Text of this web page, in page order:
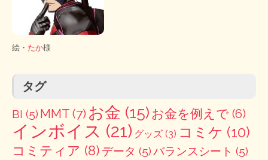
絵・ たか様
タグ
BI (5) MMT (7) お金 (15) お金を例えで (6)
インボイス (21) グッズ (3) コミケ (10)
コミティア (8) データ (5)バランスシート (5)